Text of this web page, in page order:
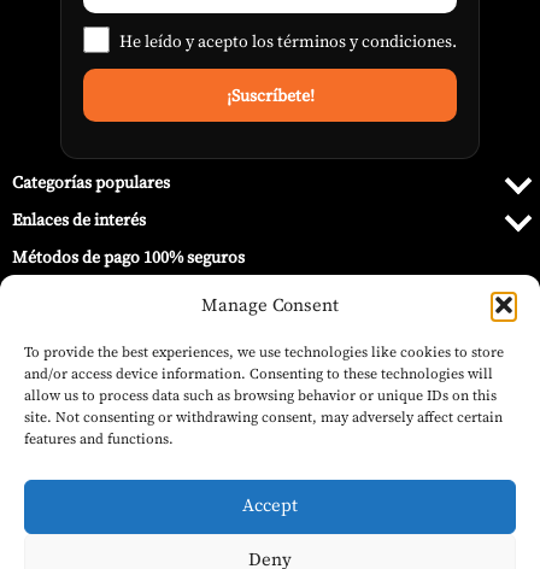
Manage Consent
To provide the best experiences, we use technologies like cookies to store
and/or access device information. Consenting to these technologies will
allow us to process data such as browsing behavior or unique IDs on this
site. Not consenting or withdrawing consent, may adversely affect certain
features and functions.
Accept
Deny
He leído y acepto lostérminos y condiciones.
Categorías populares
Enlaces de interés
Métodos de pago 100% seguros